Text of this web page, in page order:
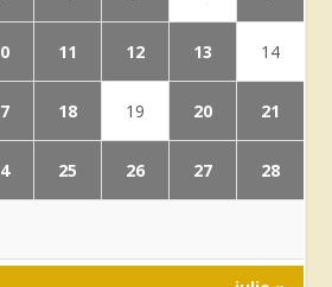
11 12 13 14
18 19 20 21
25 26 27 28